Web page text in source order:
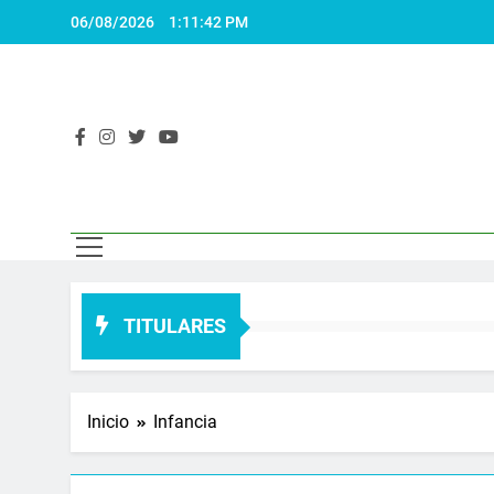
06/08/2026 1:11:43 PM
El
TITULARES
Inicio Infancia